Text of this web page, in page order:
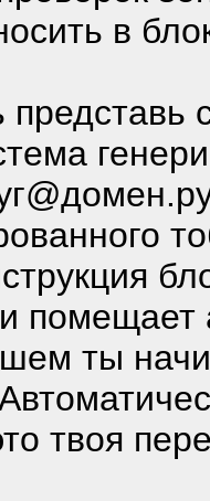
в
представь
помещает
ты
твоя